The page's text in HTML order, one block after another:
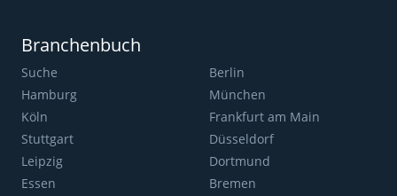
Branchenbuch
Suche
Berlin
Hamburg
München
Köln
Frankfurt am Main
Stuttgart
Düsseldorf
Leipzig
Dortmund
Essen
Bremen